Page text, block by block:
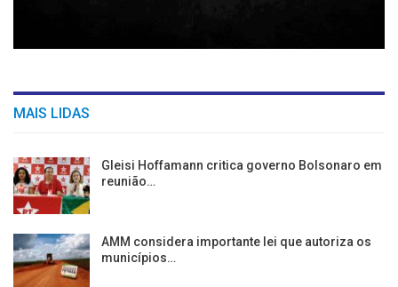
MAIS LIDAS
Gleisi Hoffamann critica governo Bolsonaro em
reunião…
AMM considera importante lei que autoriza os
municípios…